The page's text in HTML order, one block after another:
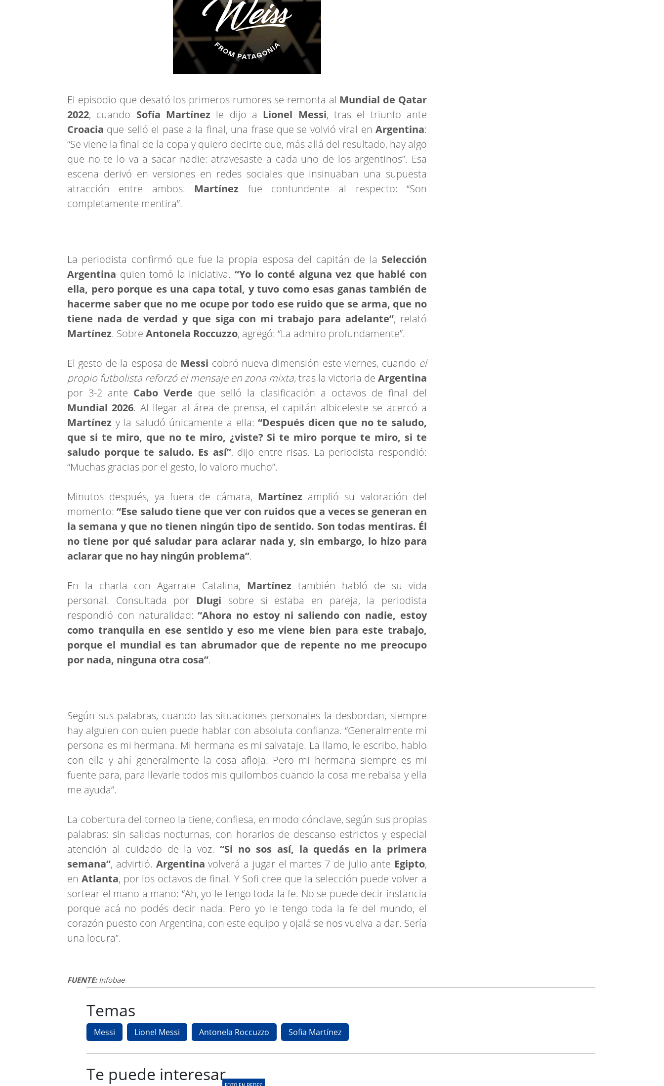
El episodio que desató los primeros rumores se remonta al Mundial de Qatar
2022, cuando Sofía Martínez le dijo a Lionel Messi, tras el triunfo ante
Croacia que selló el pase a la final, una frase que se volvió viral en Argentina:
“Se viene la final de la copa y quiero decirte que, más allá del resultado, hay algo
que no te lo va a sacar nadie: atravesaste a cada uno de los argentinos”. Esa
escena derivó en versiones en redes sociales que insinuaban una supuesta
atracción entre ambos. Martínez fue contundente al respecto: “Son
completamente mentira”.
La periodista confirmó que fue la propia esposa del capitán de la Selección
Argentina quien tomó la iniciativa. “Yo lo conté alguna vez que hablé con
ella, pero porque es una capa total, y tuvo como esas ganas también de
hacerme saber que no me ocupe por todo ese ruido que se arma, que no
tiene nada de verdad y que siga con mi trabajo para adelante”, relató
Martínez. Sobre Antonela Roccuzzo, agregó: “La admiro profundamente”.
El gesto de la esposa de Messi cobró nueva dimensión este viernes, cuando el
propio futbolista reforzó el mensaje en zona mixta,tras la victoria de Argentina
por 3-2 ante Cabo Verde que selló la clasificación a octavos de final del
Mundial 2026. Al llegar al área de prensa, el capitán albiceleste se acercó a
Martínez y la saludó únicamente a ella:“Después dicen que no te saludo,
que si te miro, que no te miro, ¿viste? Si te miro porque te miro, si te
saludo porque te saludo. Es así”, dijo entre risas. La periodista respondió:
“Muchas gracias por el gesto, lo valoro mucho”.
Minutos después, ya fuera de cámara, Martínezamplió su valoración del
momento:“Ese saludo tiene que ver con ruidos que a veces se generan en
la semana y que no tienen ningún tipo de sentido. Son todas mentiras. Él
no tiene por qué saludar para aclarar nada y, sin embargo, lo hizo para
aclarar que no hay ningún problema”.
En la charla con Agarrate Catalina, Martínez también habló de su vida
personal. Consultada por Dlugi sobre si estaba en pareja, la periodista
respondió con naturalidad:“Ahora no estoy ni saliendo con nadie, estoy
como tranquila en ese sentido y eso me viene bien para este trabajo,
porque el mundial es tan abrumador que de repente no me preocupo
por nada, ninguna otra cosa”.
Según sus palabras, cuando las situaciones personales la desbordan, siempre
hay alguien con quien puede hablar con absoluta confianza. “Generalmente mi
persona es mi hermana. Mi hermana es mi salvataje. La llamo, le escribo, hablo
con ella y ahí generalmente la cosa afloja. Pero mi hermana siempre es mi
fuente para, para llevarle todos mis quilombos cuando la cosa me rebalsa y ella
me ayuda”.
La cobertura del torneo la tiene, confiesa, en modo cónclave, según sus propias
palabras: sin salidas nocturnas, con horarios de descanso estrictos y especial
atención al cuidado de la voz.“Si no sos así, la quedás en la primera
semana”, advirtió. Argentina volverá a jugar el martes 7 de julio ante Egipto,
en Atlanta, por los octavos de final. Y Sofi cree que la selección puede volver a
sortear el mano a mano: “Ah, yo le tengo toda la fe. No se puede decir instancia
porque acá no podés decir nada. Pero yo le tengo toda la fe del mundo, el
corazón puesto con Argentina, con este equipo y ojalá se nos vuelva a dar. Sería
una locura”.
FUENTE:Infobae
Temas
Messi Lionel Messi Antonela Roccuzzo Sofia Martínez
Te puede interesar